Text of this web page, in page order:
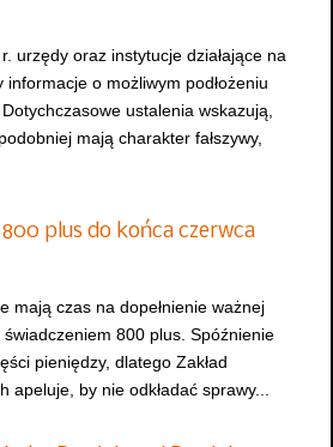
urzędy oraz instytucje działające na
informacje o możliwym podłożeniu
ustalenia wskazują,
mają charakter fałszywy,
800 plus do końca czerwca
mają czas na dopełnienie ważnej
800 plus. Spóźnienie
pieniędzy, dlatego Zakład
apeluje, by nie odkładać sprawy...